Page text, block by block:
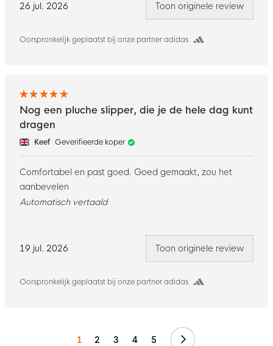
26 jul. 2026
Oorspronkelijk geplaatst bij onze partner adidas
Toon originele review
19 jul. 2026
Oorspronkelijk geplaatst bij onze partner adidas
Nog een pluche slipper, die je de hele dag kunt
dragen
Keef Geverifieerde koper
Comfortabel en past goed. Goed gemaakt, zou het
aanbevelen
Automatisch vertaald
Toon originele review
1 2 3 4 5 Volgende